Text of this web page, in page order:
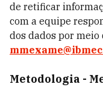
de retificar
com a equipe
dos dados por meio
Metodologia -